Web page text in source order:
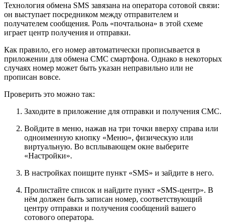
Технология обмена SMS завязана на оператора сотовой связи:
он выступает посредником между отправителем и
получателем сообщения. Роль «почтальона» в этой схеме
играет центр получения и отправки.
Как правило, его номер автоматически прописывается в
приложении для обмена СМС смартфона. Однако в некоторых
случаях номер может быть указан неправильно или не
прописан вовсе.
Проверить это можно так:
Заходите в приложение для отправки и получения СМС.
Войдите в меню, нажав на три точки вверху справа или
одноименную кнопку «Меню», физическую или
виртуальную. Во всплывающем окне выберите
«Настройки».
В настройках поищите пункт «SMS» и зайдите в него.
Пролистайте список и найдите пункт «SMS-центр». В
нём должен быть записан номер, соответствующий
центру отправки и получения сообщений вашего
сотового оператора.